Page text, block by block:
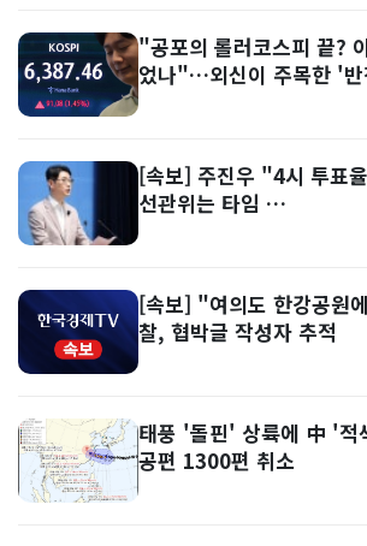
"공포의 롤러코스피 끝?
었나"…외신이 주목한 '반
[속보] 주진우 "4시 투표
선관위는 타임 …
[속보] "여의도 한강공원
찰, 협박글 작성자 추적
태풍 '돌핀' 상륙에 中 '
공편 1300편 취소